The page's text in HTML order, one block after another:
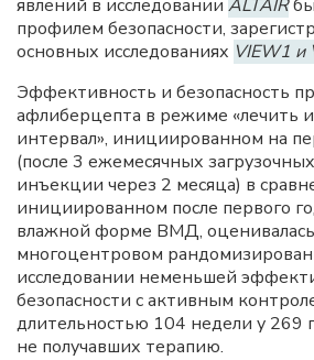
явлений в исследовании ALTAIR
профилем безопасности,
основных исследованиях VIEW1 и
Эффективность и безопасность
афлиберцепта в режиме «лечить
интервал», инициированном на
(после 3 ежемесячных
инъекции через 2 месяца) в
инициированном после первого
влажной форме ВМД,
многоцентровом
исследовании неменьшей
безопасности с активным
длительностью 104 недели у 269
не получавших терапию.